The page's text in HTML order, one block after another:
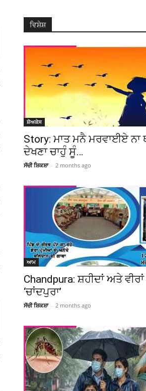
ਵਿਸ਼ੇਸ਼
ਸ਼ੋਅਕੇਸ
Story: ਮਾਤ ਮਨੈ ਮਰਵਾਈਏ ਨਾ
ਦੇਖਣਾ ਚਾਹੁੰ ਸੂੰ…
ਸੱਚੀ ਸ਼ਿਕਸ਼ਾ - 2 months ago
ਆਮ
Chandpura: ਸ਼ਹੀਦਾਂ ਅਤੇ
‘ਚਾਂਦਪੁਰਾ’
ਸੱਚੀ ਸ਼ਿਕਸ਼ਾ - 2 months ago